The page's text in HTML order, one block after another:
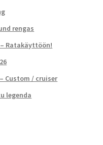
rengas
Ratakäyttöön!
Custom / cruiser
legenda